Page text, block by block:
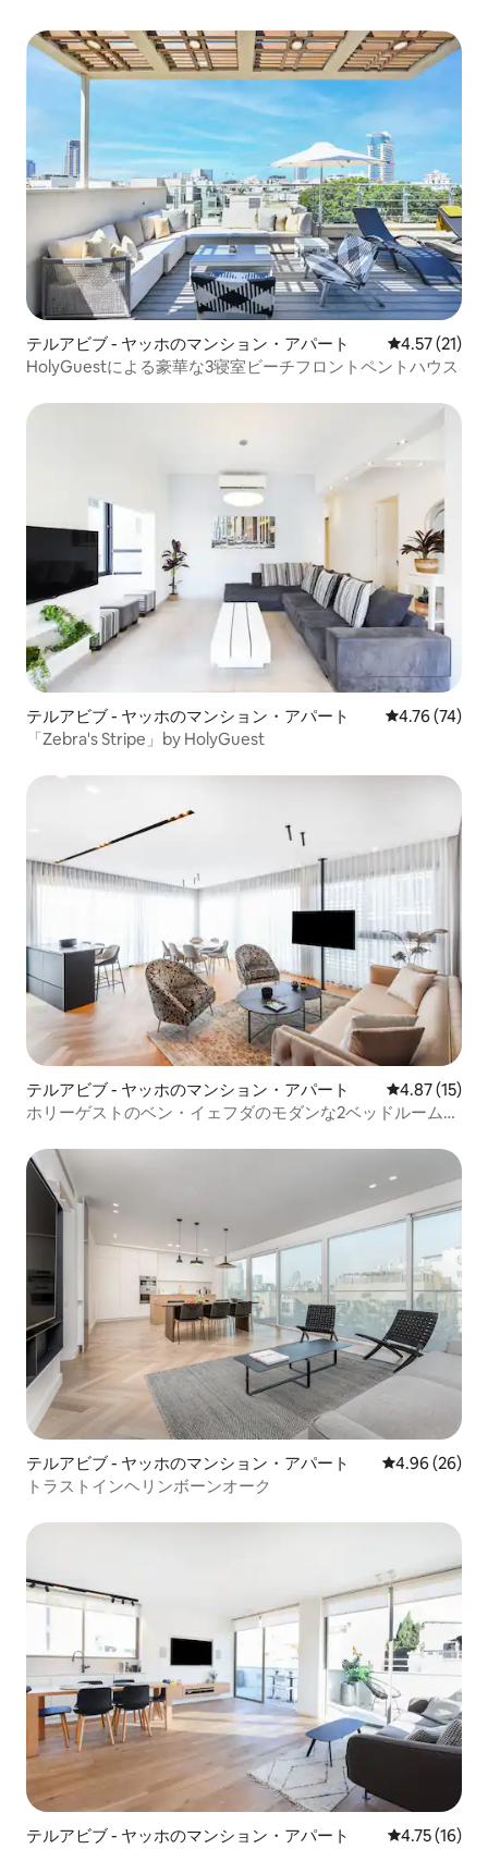
テルアビブ - ヤッホのマンション・アパート レビュー21
4.57 (21)
HolyGuestによる豪華な3寝室ビーチフロントペントハウス
テルアビブ - ヤッホのマンション・アパート レビュー74
4.76 (74)
「Zebra's Stripe」by HolyGuest
テルアビブ - ヤッホのマンション・アパート レビュー15
4.87 (15)
ホリーゲストのベン・イェフダのモダンな2ベッドルームア
テルアビブ - ヤッホのマンション・アパート レビュー26
4.96 (26)
トラストインヘリンボーンオーク
テルアビブ - ヤッホのマンション・アパート レビュー16
4.75 (16)